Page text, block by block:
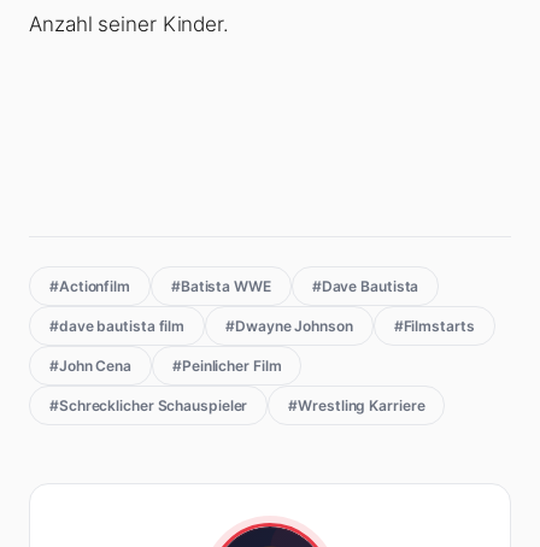
Anzahl seiner Kinder.
#Actionfilm #Batista WWE #Dave Bautista
#dave bautista film #Dwayne Johnson #Filmstarts
#John Cena #Peinlicher Film
#Schrecklicher Schauspieler #Wrestling Karriere